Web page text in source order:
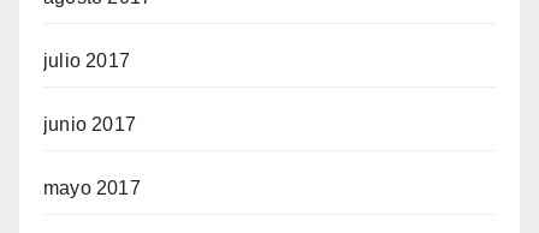
julio 2017
junio 2017
mayo 2017